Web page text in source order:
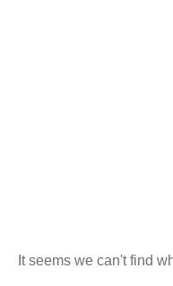
It seems we can't find